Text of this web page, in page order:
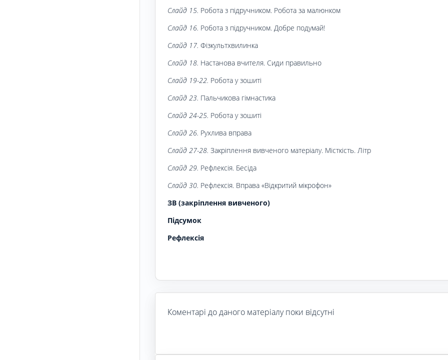
Слайд 15. Робота з підручником. Робота за малюнком
Слайд 16. Робота з підручником. Добре подумай!
Слайд 17. Фізкультхвилинка
Слайд 18. Настанова вчителя. Сиди правильно
Слайд 19-22. Робота у зошиті
Слайд 23. Пальчикова гімнастика
Слайд 24-25. Робота у зошиті
Слайд 26. Рухлива вправа
Слайд 27-28. Закріплення вивченого матеріалу. Місткість. Літр
Слайд 29. Рефлексія. Бесіда
Слайд 30. Рефлексія. Вправа «Відкритий мікрофон»
ЗВ (закріплення вивченого)
Підсумок
Рефлексія
Коментарі до даного матеріалу поки відсутні